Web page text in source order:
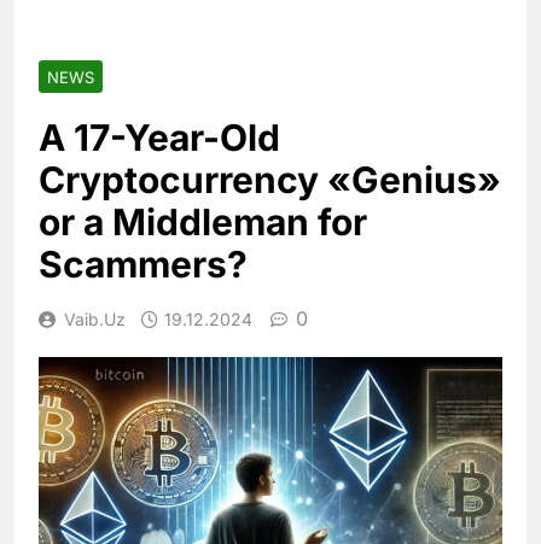
NEWS
A 17-Year-Old
Cryptocurrency «Genius»
or a Middleman for
Scammers?
Vaib.uz 19.12.2024 0